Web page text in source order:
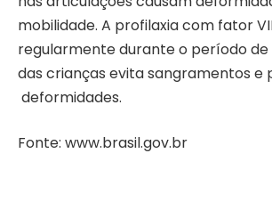
mobilidade. A profilaxia com fator
regularmente durante o período
das crianças evita sangramentos e
deformidades.
Fonte: www.brasil.gov.br